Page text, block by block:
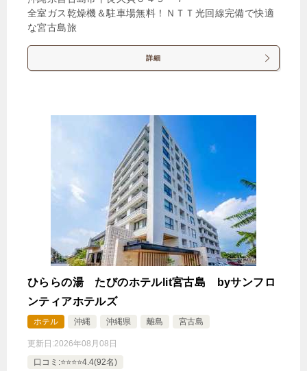
全室ガス乾燥機＆駐車場無料！ＮＴＴ光回線完備で快適
な宮古島旅
詳細
ひららの湯 たびのホテルlit宮古島 byサンフロ
ンティアホテルズ
ホテル 沖縄 沖縄県 離島 宮古島
更新日:2026年08月08日
口コミ:⭐️⭐️⭐️⭐️4.4(92名)